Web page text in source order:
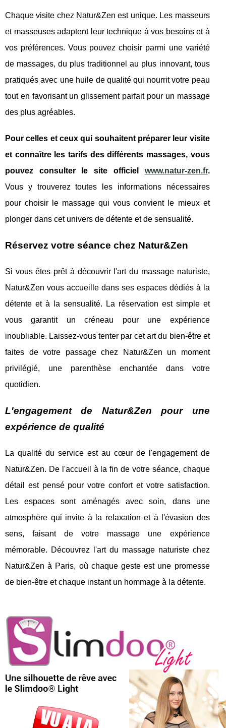
Chaque visite chez Natur&Zen est unique. Les masseurs
et masseuses adaptent leur technique à vos besoins et à
vos préférences. Vous pouvez choisir parmi une variété
de massages, du plus traditionnel au plus innovant, tous
pratiqués avec une huile de qualité qui nourrit votre peau
tout en favorisant un glissement parfait pour un massage
des plus agréables.
Pour celles et ceux qui souhaitent préparer leur visite
et connaître les tarifs des différents massages, vous
pouvez consulter le site officiel www.natur-zen.fr.
Vous y trouverez toutes les informations nécessaires
pour choisir le massage qui vous convient le mieux et
plonger dans cet univers de détente et de sensualité.
Réservez votre séance chez Natur&Zen
Si vous êtes prêt à découvrir l'art du massage naturiste,
Natur&Zen vous accueille dans ses espaces dédiés à la
détente et à la sensualité. La réservation est simple et
vous garantit un créneau pour une expérience
inoubliable. Laissez-vous tenter par cet art du bien-être et
faites de votre passage chez Natur&Zen un moment
privilégié, une parenthèse enchantée dans votre
quotidien.
L'engagement de Natur&Zen pour une
expérience de qualité
La qualité du service est au cœur de l'engagement de
Natur&Zen. De l'accueil à la fin de votre séance, chaque
détail est pensé pour votre confort et votre satisfaction.
Les espaces sont aménagés avec soin, dans une
atmosphère qui invite à la relaxation et à l'évasion des
sens, faisant de votre massage une expérience
mémorable. Découvrez l'art du massage naturiste chez
Natur&Zen à Paris, où chaque geste est une promesse
de bien-être et chaque instant un hommage à la détente.